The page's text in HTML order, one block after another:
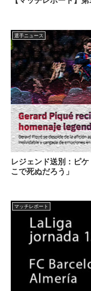
選手ニュース
レジェンド送別：ピ
こで死ぬだろう」
マッチレポート